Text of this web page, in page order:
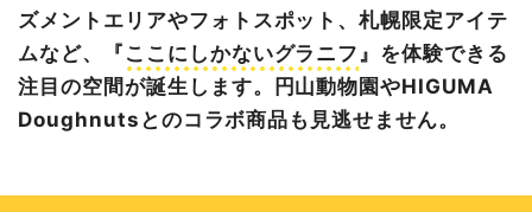
ズメントエリアやフォトスポット、札幌限定アイテ
ムなど、『 ここにしかないグラニフ 』を体験できる
注目の空間が誕生します。円山動物園やHIGUMA
Doughnutsとのコラボ商品も見逃せません。